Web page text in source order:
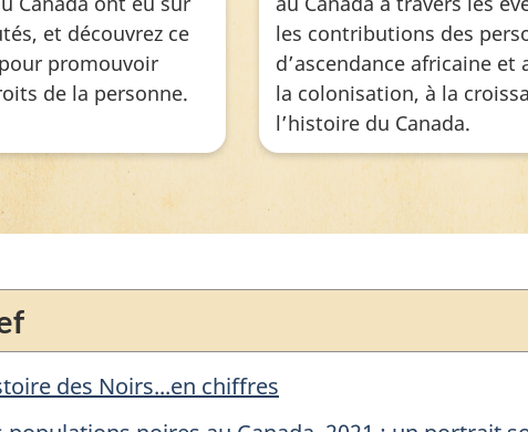
et découvrez ce
promouvoir
de la personne.
les contributions des
d’ascendance africaine et
la colonisation, à la
l’histoire du Canada.
des Noirs...en chiffres